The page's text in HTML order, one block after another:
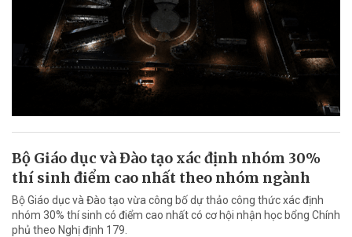
Bộ Giáo dục và Đào tạo xác định nhóm 30%
thí sinh điểm cao nhất theo nhóm ngành
Bộ Giáo dục và Đào tạo vừa công bố dự thảo công thức xác định
nhóm 30% thí sinh có điểm cao nhất có cơ hội nhận học bổng Chính
phủ theo Nghị định 179.